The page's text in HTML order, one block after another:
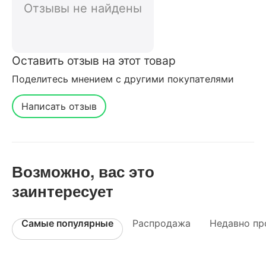
Отзывы не найдены
Оставить отзыв на этот товар
Поделитесь мнением с другими покупателями
Написать отзыв
Возможно, вас это
заинтересует
Самые популярные Распродажа Недавно